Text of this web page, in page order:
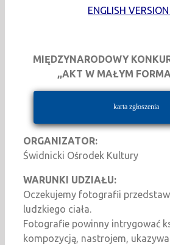
ENGLISH
MIĘDZYNARODOWY
,,AKT W MAŁYM
karta zgłoszenia
ORGANIZATOR:
Świdnicki Ośrodek Kultury
WARUNKI UDZIAŁU:
Oczekujemy fotografii
ludzkiego ciała.
Fotografie powinny intrygować
kompozycją, nastrojem,